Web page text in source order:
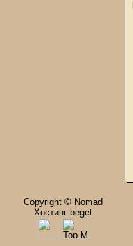
Copyright © Nomad
Хостинг beget